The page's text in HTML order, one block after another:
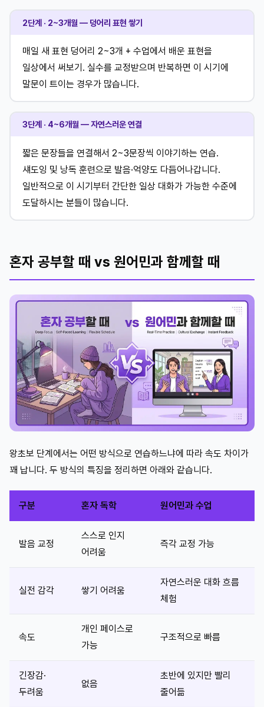
2단계 · 2~3개월 — 덩어리 표현 쌓기
매일 새 표현 덩어리 2~3개 + 수업에서 배운 표현을
일상에서 써보기. 실수를 교정받으며 반복하면 이 시기에
말문이 트이는 경우가 많습니다.
3단계 · 4~6개월 — 자연스러운 연결
짧은 문장들을 연결해서 2~3문장씩 이야기하는 연습.
섀도잉 및 낭독 훈련으로 발음·억양도 다듬어나갑니다.
일반적으로 이 시기부터 간단한 일상 대화가 가능한 수준에
도달하시는 분들이 많습니다.
혼자 공부할 때 vs 원어민과 함께할 때
왕초보 단계에서는 어떤 방식으로 연습하느냐에 따라 속도 차이가
꽤 납니다. 두 방식의 특징을 정리하면 아래와 같습니다.
구분 혼자 독학 원어민과 수업
발음 교정
스스로 인지
어려움
즉각 교정 가능
실전 감각 쌓기 어려움
자연스러운 대화 흐름
체험
속도
개인 페이스로
가능
구조적으로 빠름
긴장감·
두려움
없음
초반에 있지만 빨리
줄어듦